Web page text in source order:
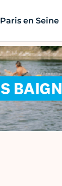
Paris en Seine